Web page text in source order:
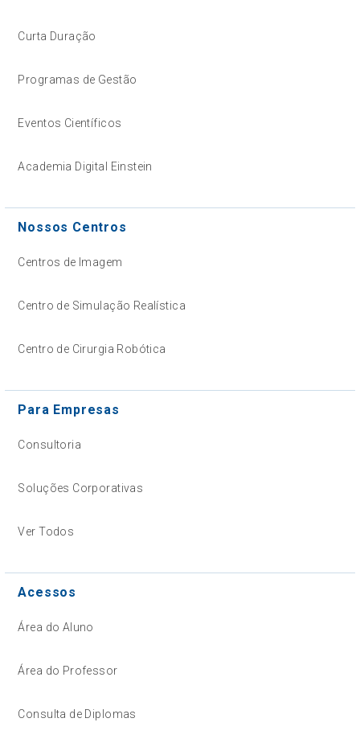
Curta Duração
Programas de Gestão
Eventos Científicos
Academia Digital Einstein
Nossos Centros
Centros de Imagem
Centro de Simulação Realística
Centro de Cirurgia Robótica
Para Empresas
Consultoria
Soluções Corporativas
Ver Todos
Acessos
Área do Aluno
Área do Professor
Consulta de Diplomas